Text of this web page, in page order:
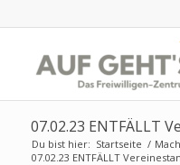
07.02.23 ENTFÄLLT
Du bist hier: Startseite /
07.02.23 ENTFÄLLT